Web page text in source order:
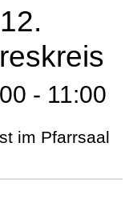
- 11:00
im Pfarrsaal